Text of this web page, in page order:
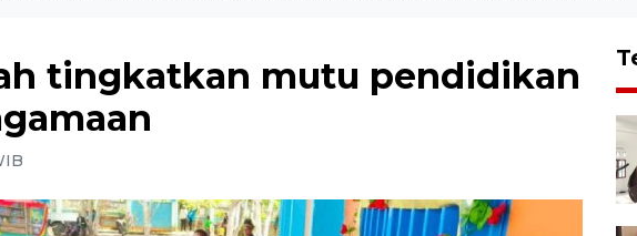
tingkatkan mutu pendidikan